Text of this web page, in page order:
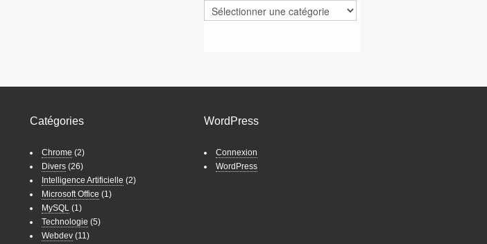
Catégories
Catégories
Chrome (2)
Divers(26)
Intelligence Artificielle (2)
Microsoft Office (1)
MySQL(1)
Technologie (5)
Webdev(11)
WordPress
Connexion
WordPress